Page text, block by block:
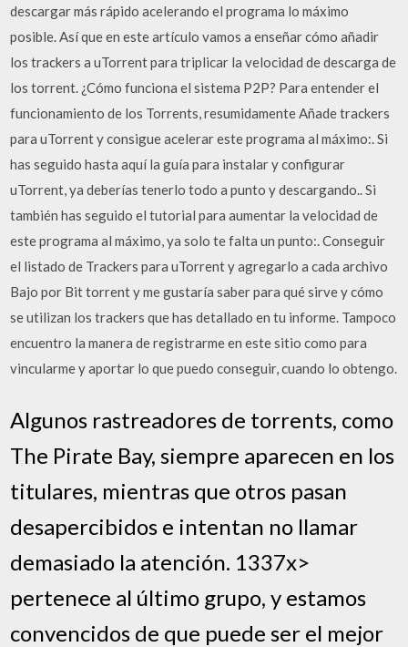
descargar más rápido acelerando el programa lo máximo
posible. Así que en este artículo vamos a enseñar cómo añadir
los trackers a uTorrent para triplicar la velocidad de descarga de
los torrent. ¿Cómo funciona el sistema P2P? Para entender el
funcionamiento de los Torrents, resumidamente Añade trackers
para uTorrent y consigue acelerar este programa al máximo:. Si
has seguido hasta aquí la guía para instalar y configurar
uTorrent, ya deberías tenerlo todo a punto y descargando.. Si
también has seguido el tutorial para aumentar la velocidad de
este programa al máximo, ya solo te falta un punto:. Conseguir
el listado de Trackers para uTorrent y agregarlo a cada archivo
Bajo por Bit torrent y me gustaría saber para qué sirve y cómo
se utilizan los trackers que has detallado en tu informe. Tampoco
encuentro la manera de registrarme en este sitio como para
vincularme y aportar lo que puedo conseguir, cuando lo obtengo.
Algunos rastreadores de torrents, como
The Pirate Bay, siempre aparecen en los
titulares, mientras que otros pasan
desapercibidos e intentan no llamar
demasiado la atención. 1337x>
pertenece al último grupo, y estamos
convencidos de que puede ser el mejor